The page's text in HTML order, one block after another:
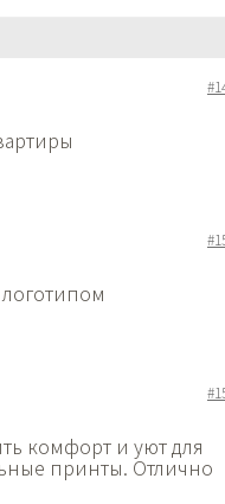
комфорт и уют для
принты. Отлично